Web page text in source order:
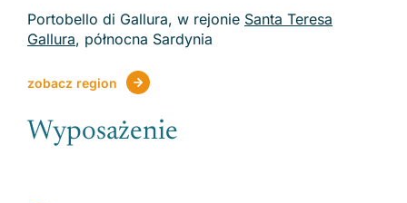
Portobello di Gallura, w rejonie Santa Teresa
Gallura, północna Sardynia
zobacz region
Wyposażenie